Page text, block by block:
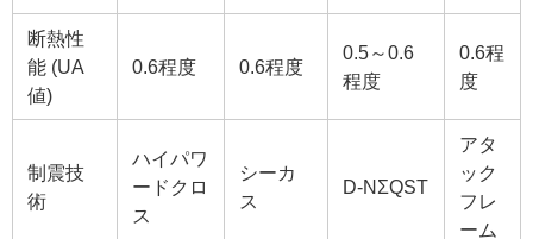
断熱性
能 (UA
値)
0.6程度 0.6程度
0.5～0.6
程度
0.6程
度
制震技
術
ハイパワ
ードクロ
ス
シーカ
ス
D-NΣQST
アタ
ック
フレ
ーム